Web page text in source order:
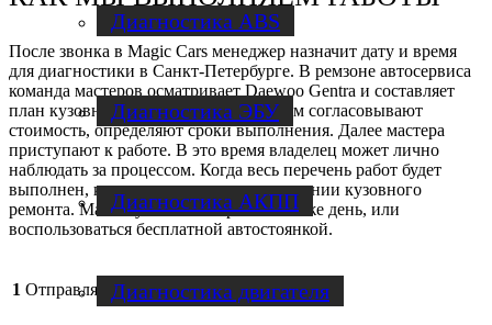
Диагностика ABS
Диагностика ЭБУ
Диагностика АКПП
Диагностика двигателя
После звонка в Magic Cars менеджер назначит дату и время
для диагностики в Санкт-Петербурге. В ремзоне автосервиса
команда мастеров осматривает Daewoo Gentra и составляет
план кузовного ремонта. С владельцем согласовывают
стоимость, определяют сроки выполнения. Далее мастера
приступают к работе. В это время владелец может лично
наблюдать за процессом. Когда весь перечень работ будет
выполнен, клиента оповестят о завершении кузовного
ремонта. Машину можно забрать в тот же день, или
воспользоваться бесплатной автостоянкой.
1 Отправляете заявку